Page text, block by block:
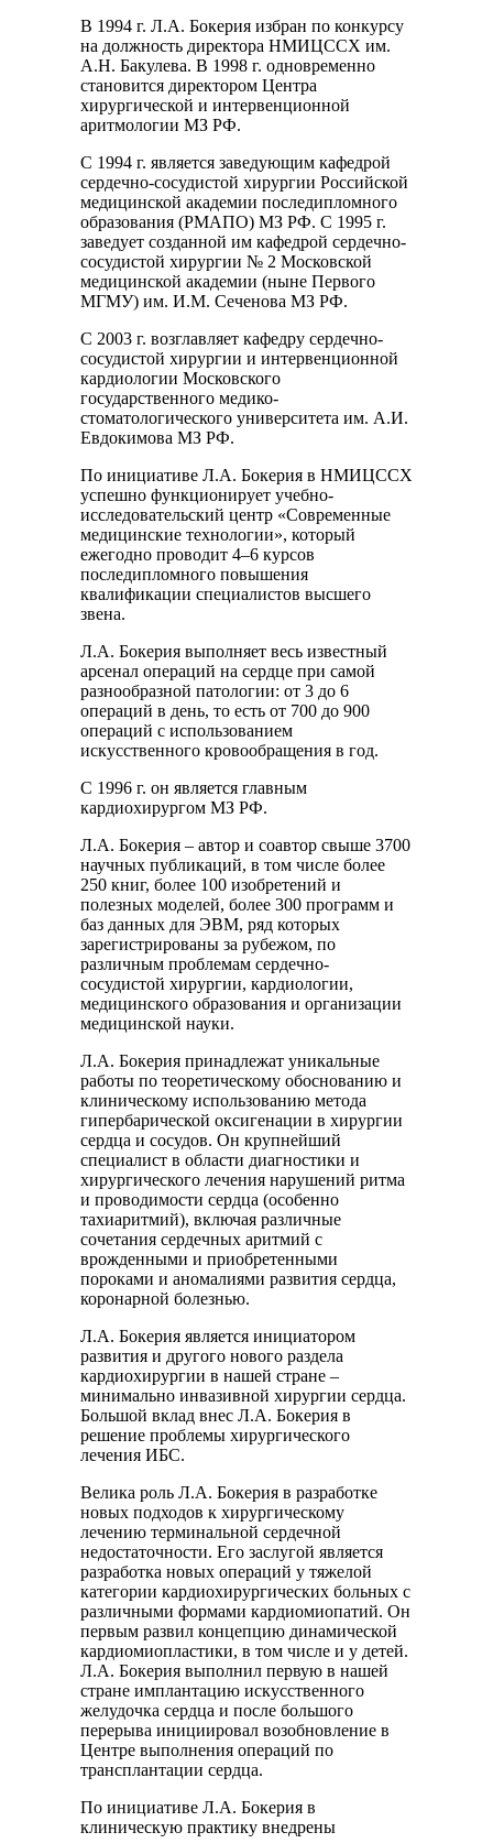
В 1994 г. Л.А. Бокерия избран по конкурсу
на должность директора НМИЦССХ им.
А.Н. Бакулева. В 1998 г. одновременно
становится директором Центра
хирургической и интервенционной
аритмологии МЗ РФ.
С 1994 г. является заведующим кафедрой
сердечно-сосудистой хирургии Российской
медицинской академии последипломного
образования (РМАПО) МЗ РФ. С 1995 г.
заведует созданной им кафедрой сердечно-
сосудистой хирургии № 2 Московской
медицинской академии (ныне Первого
МГМУ) им. И.М. Сеченова МЗ РФ.
С 2003 г. возглавляет кафедру сердечно-
сосудистой хирургии и интервенционной
кардиологии Московского
государственного медико-
стоматологического университета им. А.И.
Евдокимова МЗ РФ.
По инициативе Л.А. Бокерия в НМИЦССХ
успешно функционирует учебно-
исследовательский центр «Современные
медицинские технологии», который
ежегодно проводит 4–6 курсов
последипломного повышения
квалификации специалистов высшего
звена.
Л.А. Бокерия выполняет весь известный
арсенал операций на сердце при самой
разнообразной патологии: от 3 до 6
операций в день, то есть от 700 до 900
операций с использованием
искусственного кровообращения в год.
С 1996 г. он является главным
кардиохирургом МЗ РФ.
Л.А. Бокерия – автор и соавтор свыше 3700
научных публикаций, в том числе более
250 книг, более 100 изобретений и
полезных моделей, более 300 программ и
баз данных для ЭВМ, ряд которых
зарегистрированы за рубежом, по
различным проблемам сердечно-
сосудистой хирургии, кардиологии,
медицинского образования и организации
медицинской науки.
Л.А. Бокерия принадлежат уникальные
работы по теоретическому обоснованию и
клиническому использованию метода
гипербарической оксигенации в хирургии
сердца и сосудов. Он крупнейший
специалист в области диагностики и
хирургического лечения нарушений ритма
и проводимости сердца (особенно
тахиаритмий), включая различные
сочетания сердечных аритмий с
врожденными и приобретенными
пороками и аномалиями развития сердца,
коронарной болезнью.
Л.А. Бокерия является инициатором
развития и другого нового раздела
кардиохирургии в нашей стране –
минимально инвазивной хирургии сердца.
Большой вклад внес Л.А. Бокерия в
решение проблемы хирургического
лечения ИБС.
Велика роль Л.А. Бокерия в разработке
новых подходов к хирургическому
лечению терминальной сердечной
недостаточности. Его заслугой является
разработка новых операций у тяжелой
категории кардиохирургических больных с
различными формами кардиомиопатий. Он
первым развил концепцию динамической
кардиомиопластики, в том числе и у детей.
Л.А. Бокерия выполнил первую в нашей
стране имплантацию искусственного
желудочка сердца и после большого
перерыва инициировал возобновление в
Центре выполнения операций по
трансплантации сердца.
По инициативе Л.А. Бокерия в
клиническую практику внедрены